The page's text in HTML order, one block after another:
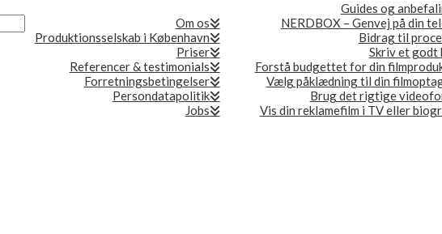
Om os
Produktionsselskab i København
Priser
Referencer & testimonials
Forretningsbetingelser
Persondatapolitik
Jobs
Guides og
NERDBOX – Genvej på din
Bidrag til
Skriv et godt
Forstå budgettet for din
Vælg påklædning til din
Brug det rigtige
Vis din reklamefilm i TV eller